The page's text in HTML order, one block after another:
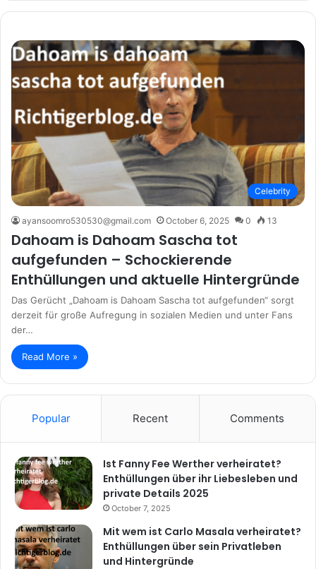
Celebrity
ayansoomro530530@gmail.com October 6, 2025 0 13
Dahoam is Dahoam Sascha tot
aufgefunden – Schockierende
Enthüllungen und aktuelle Hintergründe
Das Gerücht „Dahoam is Dahoam Sascha tot aufgefunden“ sorgt
derzeit für große Aufregung in sozialen Medien und unter Fans
der…
Read More »
Popular Recent Comments
Ist Fanny Fee Werther verheiratet?
Enthüllungen über ihr Liebesleben und
private Details 2025
October 7, 2025
Mit wem ist Carlo Masala verheiratet?
Enthüllungen über sein Privatleben
und Hintergründe